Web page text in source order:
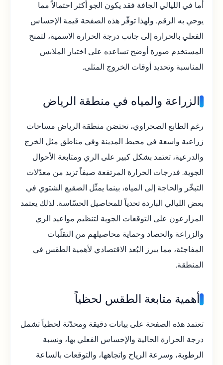
أما في الليالي الجافة فقد يكون الجو أكثر احتمالاً مما
يوحي به الرقم. ولهذا توفّر هذه الصفحة قيمة الإحساس
الفعلي بالحرارة إلى جانب درجة الحرارة الاسمية، لتمنح
المستخدم صورة أوضح تساعده على اختيار الملابس
المناسبة وتحديد أوقات الخروج المثلى.
الزراعة والمياه في منطقة الرياض
رغم الطابع الصحراوي، تحتضن منطقة الرياض مساحات
زراعية واسعة في محيط المدينة وفي مناطق مثل الخرج
والدرعية، تعتمد بشكل كبير على الري ومتابعة الأحوال
الجوية. فدرجات الحرارة المرتفعة صيفاً تزيد من معدّلات
التبخّر والحاجة إلى المياه، بينما يمثّل الصقيع الشتوي في
بعض الليالي الباردة تحدياً للمحاصيل الحسّاسة. لذلك يعتمد
المزارعون على التوقعات الجوية لتنظيم مواعيد الري
والزراعة والحصاد وحماية محاصيلهم من التقلّبات
المفاجئة، مما يبرز البُعد الاقتصادي لأهمية الطقس في
المنطقة.
أهمية متابعة الطقس لحظياً
تعتمد هذه الصفحة على بيانات دقيقة ومحدّثة لحظياً تشمل
درجة الحرارة الحالية والإحساس الفعلي بها، ونسبة
الرطوبة، وسرعة الرياح واتجاهها، والتوقعات بالساعة